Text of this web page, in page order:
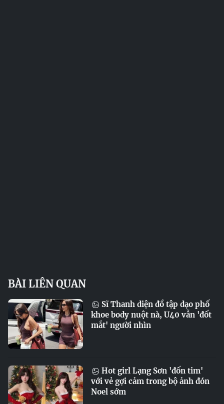
BÀI LIÊN QUAN
Sĩ Thanh diện đồ tập dạo phố
khoe body nuột nà, U40 vẫn 'đốt
mắt' người nhìn
Hot girl Lạng Sơn 'đốn tim'
với vẻ gợi cảm trong bộ ảnh đón
Noel sớm